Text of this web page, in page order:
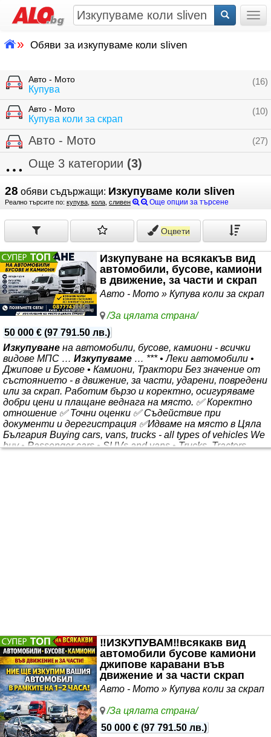
» Обяви за изкупуваме коли sliven
(16)
Авто - Мото
Купува
(10)
Авто - Мото
Купува коли за скрап
(27)
Авто - Мото
Още 3 категории (3)
28 обяви съдържащи: Изкупуваме коли sliven
Реално търсите по: купува кола сливен Още опции за търсене
Оцвети
Изкупуване на всякакъв вид
автомобили, бусове, камиони
в движение, за части и скрап
Авто - Мото » Купува коли за скрап
/За цялата страна/
50 000 € (97 791.50 лв.)
Изкупуване на автомобили, бусове, камиони - всички
видове МПС … Изкупуваме … *** • Леки автомобили •
Джипове и Бусове • Камиони, Трактори Без значение от
състоянието - в движение, за части, ударени, повредени
или за скрап. Работим бързо и коректно, осигуряваме
добри цени и плащане веднага на място. ✅ Коректно
отношение ✅ Точни оценки ✅ Съдействие при
документи и дерегистрация ✅Идваме на място в Цяла
България Buying cars, vans, trucks - all types of vehicles We
buy • Passenger cars • SUVs and vans • Trucks, Tractors
‼️ИЗКУПУВАМ‼️всякакв вид
автомобили бусове камиони
джипове каравани във
движение и за части скрап
Авто - Мото » Купува коли за скрап
/За цялата страна/
50 000 € (97 791.50 лв.)